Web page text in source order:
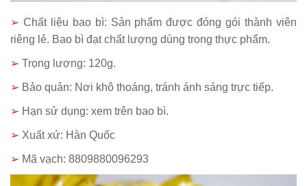
➢ Chất liệu bao bì: Sản phẩm được đóng gói thành viên
riêng lẻ. Bao bì đạt chất lượng dùng trong thực phẩm.
➢ Trọng lượng: 120g.
➢ Bảo quản: Nơi khô thoáng, tránh ánh sáng trực tiếp.
➢ Hạn sử dụng: xem trên bao bì.
➢ Xuất xứ: Hàn Quốc
➢ Mã vạch: 8809880096293